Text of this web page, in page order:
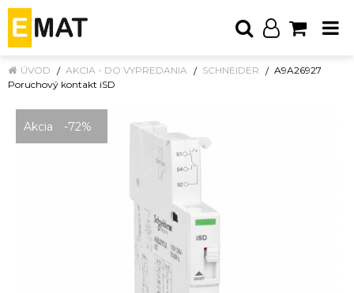
ÚVOD AKCIA - DO VYPREDANIA SCHNEIDER
A9A26927
Poruchový kontakt iSD
Akcia -72%